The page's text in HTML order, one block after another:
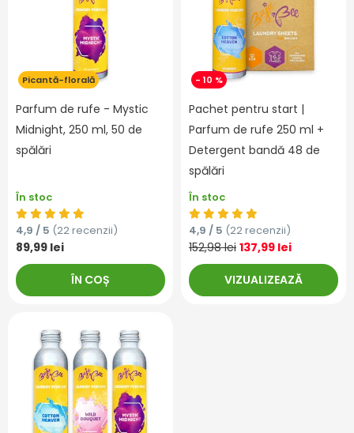
Picantă-florală
Parfum de rufe - Mystic
Midnight, 250 ml, 50 de
spălări
În stoc
4,9 / 5 (22 recenzii)
89,99 lei
ÎN COȘ
- 10 %
Pachet pentru start |
Parfum de rufe 250 ml +
Detergent bandă 48 de
spălări
În stoc
4,9 / 5 (22 recenzii)
152,98 lei 137,99 lei
VIZUALIZEAZĂ